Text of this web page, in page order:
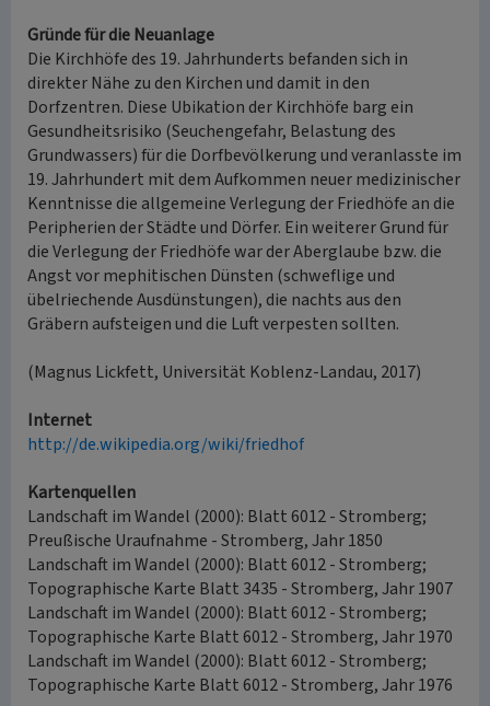
Gründe für die Neuanlage
Die Kirchhöfe des 19. Jahrhunderts befanden sich in
direkter Nähe zu den Kirchen und damit in den
Dorfzentren. Diese Ubikation der Kirchhöfe barg ein
Gesundheitsrisiko (Seuchengefahr, Belastung des
Grundwassers) für die Dorfbevölkerung und veranlasste im
19. Jahrhundert mit dem Aufkommen neuer medizinischer
Kenntnisse die allgemeine Verlegung der Friedhöfe an die
Peripherien der Städte und Dörfer. Ein weiterer Grund für
die Verlegung der Friedhöfe war der Aberglaube bzw. die
Angst vor mephitischen Dünsten (schweflige und
übelriechende Ausdünstungen), die nachts aus den
Gräbern aufsteigen und die Luft verpesten sollten.
(Magnus Lickfett, Universität Koblenz-Landau, 2017)
Internet
http://de.wikipedia.org/wiki/friedhof
Kartenquellen
Landschaft im Wandel (2000): Blatt 6012 - Stromberg;
Preußische Uraufnahme - Stromberg, Jahr 1850
Landschaft im Wandel (2000): Blatt 6012 - Stromberg;
Topographische Karte Blatt 3435 - Stromberg, Jahr 1907
Landschaft im Wandel (2000): Blatt 6012 - Stromberg;
Topographische Karte Blatt 6012 - Stromberg, Jahr 1970
Landschaft im Wandel (2000): Blatt 6012 - Stromberg;
Topographische Karte Blatt 6012 - Stromberg, Jahr 1976